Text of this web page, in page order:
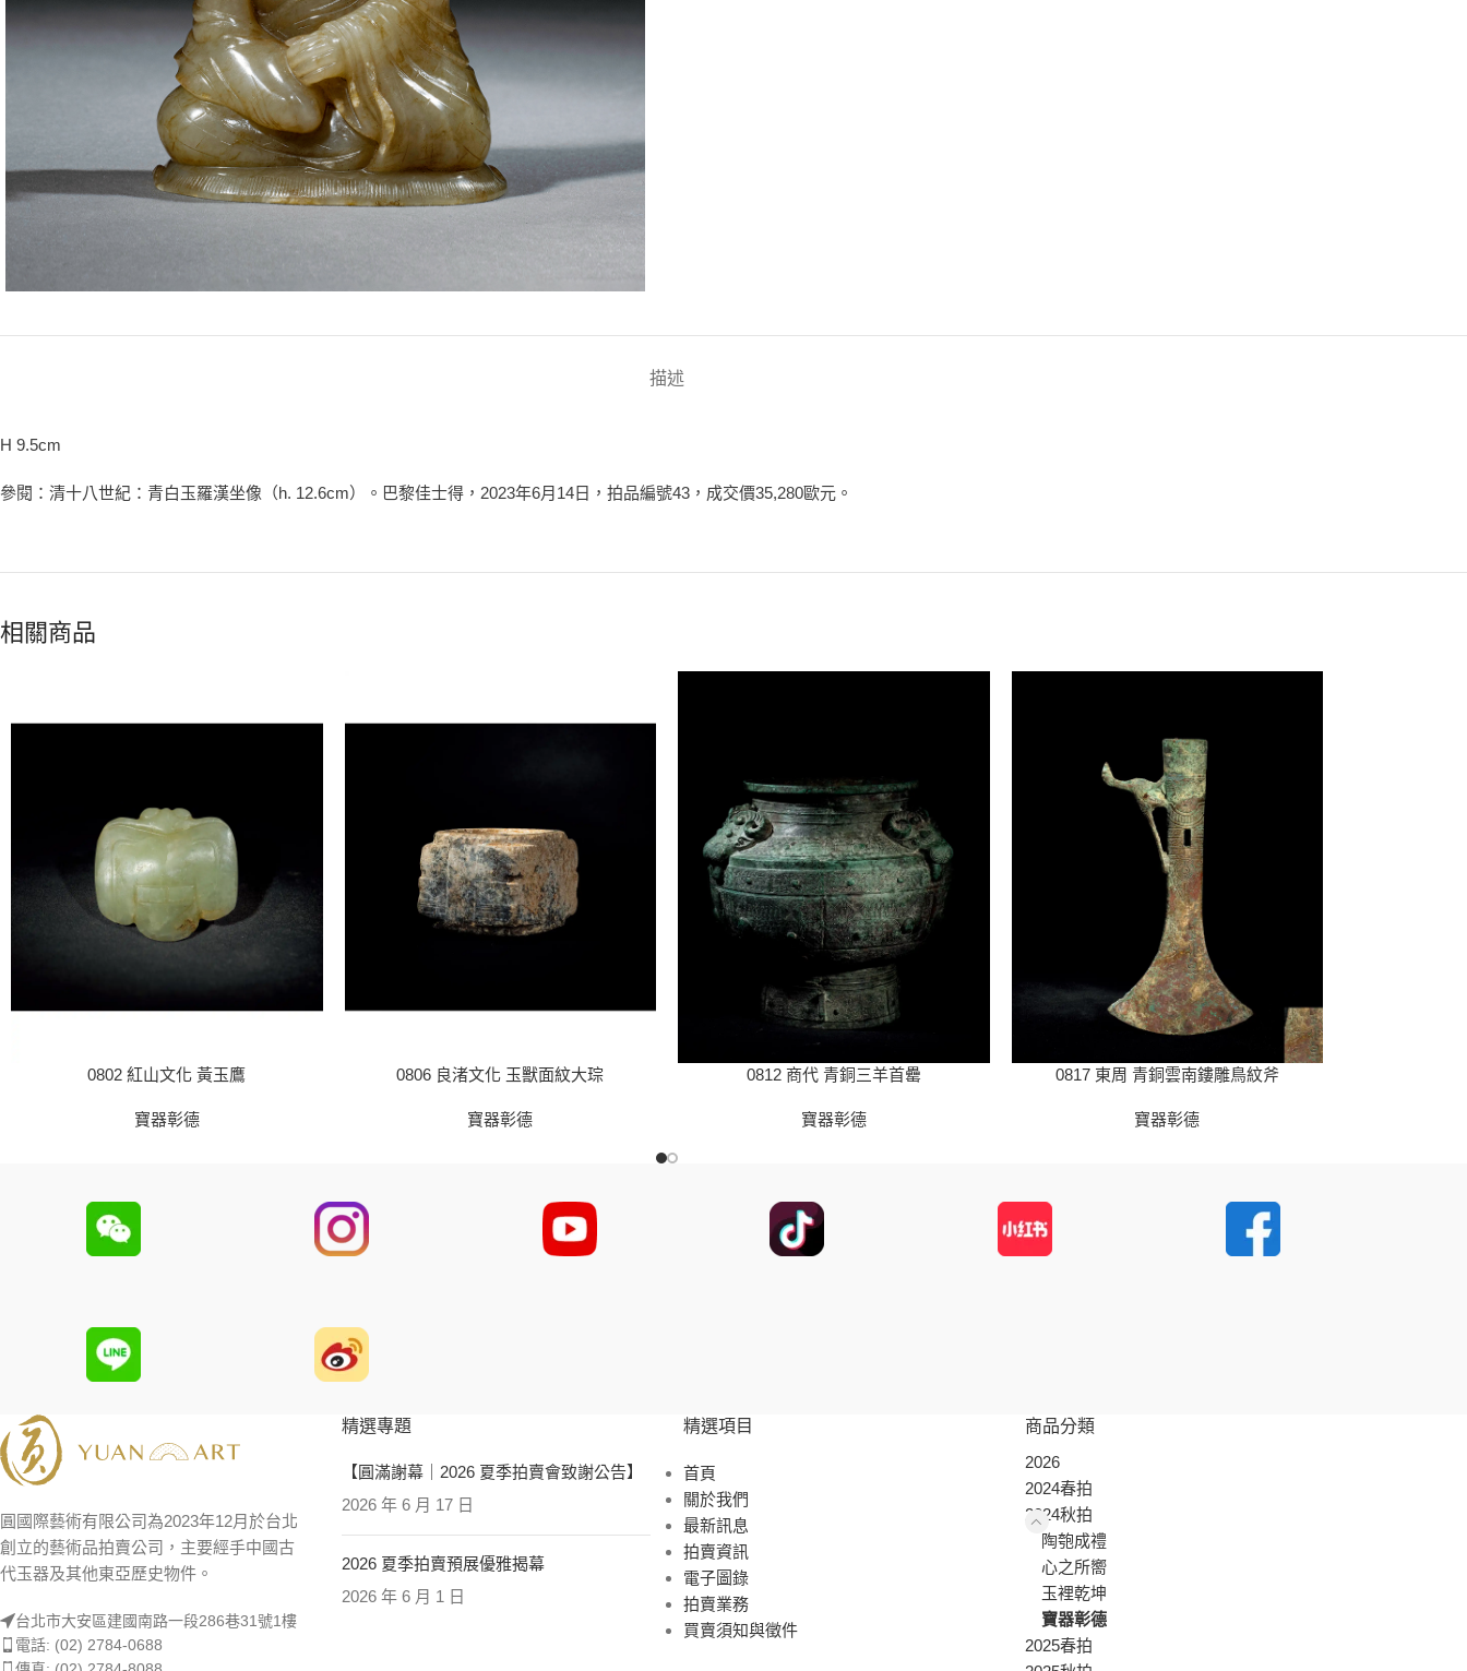
描述
H 9.5cm
參閱：清十八世紀：青白玉羅漢坐像（h. 12.6cm）。巴黎佳士得，2023年6月14日，拍品編號43，成交價35,280歐元。
相關商品
0802 紅山文化 黃玉鷹
寶器彰德
0806 良渚文化 玉獸面紋大琮
寶器彰德
0812 商代 青銅三羊首罍
寶器彰德
0817 東周 青銅雲南鏤雕鳥紋斧
寶器彰德
圓國際藝術有限公司為2023年12月於台北
創立的藝術品拍賣公司，主要經手中國古
代玉器及其他東亞歷史物件。
台北市大安區建國南路一段286巷31號1樓
電話: (02) 2784-0688
精選專題
【圓滿謝幕｜2026 夏季拍賣會致謝公告】
2026 年 6 月 17 日
2026 夏季拍賣預展優雅揭幕
2026 年 6 月 1 日
精選項目
首頁
關於我們
最新訊息
拍賣資訊
電子圖錄
拍賣業務
買賣須知與徵件
商品分類
2026
2024春拍
2024秋拍
陶匏成禮
心之所嚮
玉裡乾坤
寶器彰德
2025春拍